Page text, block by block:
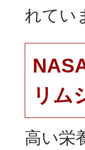
れてい
リム
高い栄